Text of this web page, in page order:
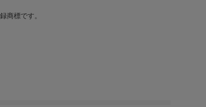
商標です。